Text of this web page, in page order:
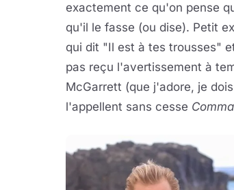
exactement ce qu'on pense
qu'il le fasse (ou dise). Petit
qui dit "Il est à tes trousses"
pas reçu l'avertissement à
McGarrett (que j'adore, je
l'appellent sans cesse